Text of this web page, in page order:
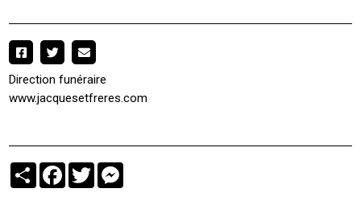
Direction funéraire
www.jacquesetfreres.com
PartagerFacebook
Twitter